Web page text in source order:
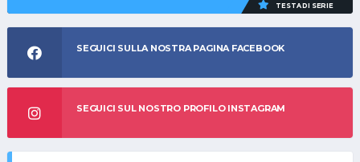
TESTA DI SERIE
SEGUICI SULLA NOSTRA PAGINA FACEBOOK
SEGUICI SUL NOSTRO PROFILO INSTAGRAM